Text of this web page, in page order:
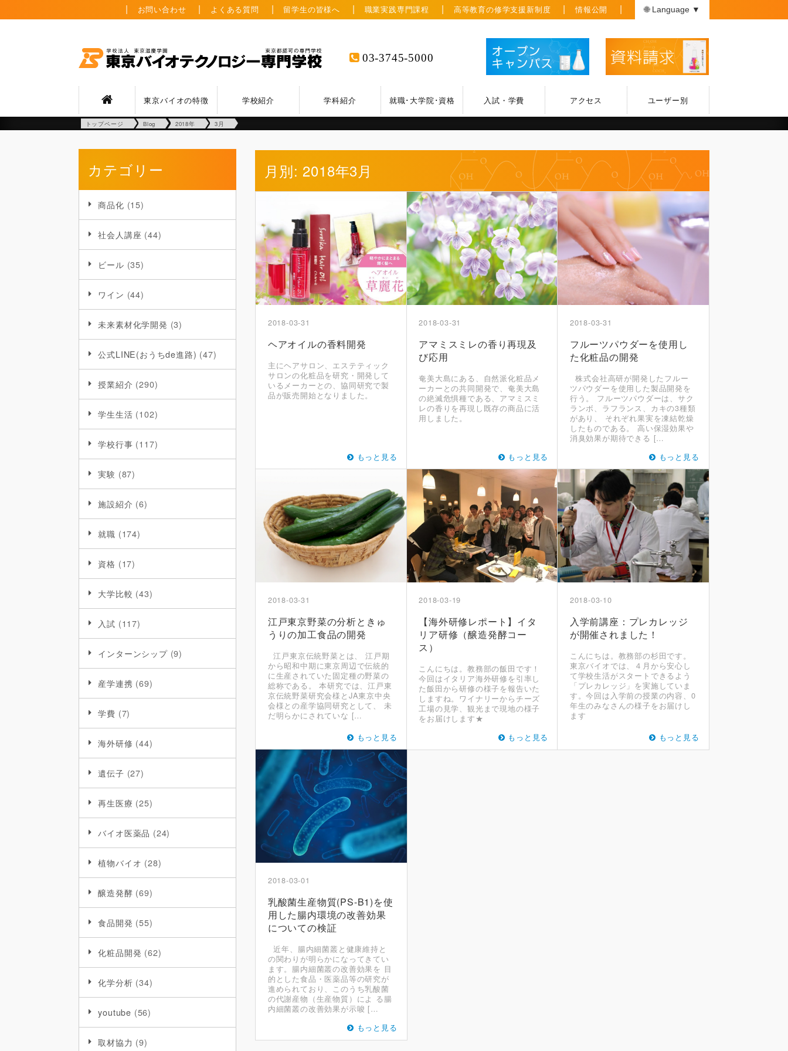
お問い合わせ よくある質問 留学生の皆様へ 職業実践専門課程 高等教育の修学支援新制度 情報公開 🌐 Language ▼
03-3745-5000
東京バイオの特徴 学校紹介 学科紹介 就職･大学院･資格 入試・学費 アクセス ユーザー別
トップページ Blog 2018年 3月
カテゴリー
商品化 (15)
社会人講座 (44)
ビール (35)
ワイン (44)
未来素材化学開発 (3)
公式LINE(おうちde進路) (47)
授業紹介 (290)
学生生活 (102)
学校行事 (117)
実験 (87)
施設紹介 (6)
就職 (174)
資格 (17)
大学比較 (43)
入試 (117)
インターンシップ(9)
産学連携 (69)
学費 (7)
海外研修 (44)
遺伝子 (27)
再生医療 (25)
バイオ医薬品 (24)
植物バイオ (28)
醸造発酵 (69)
食品開発 (55)
化粧品開発 (62)
化学分析 (34)
youtube (56)
取材協力 (9)
月別: 2018年3月
2018-03-31
ヘアオイルの香料開発
主にヘアサロン、エステティック
サロンの化粧品を研究・開発して
いるメーカーとの、協同研究で製
品が販売開始となりました。
もっと見る
2018-03-31
アマミスミレの香り再現及
び応用
奄美大島にある、自然派化粧品メ
ーカーとの共同開発で、奄美大島
の絶滅危惧種である、アマミスミ
レの香りを再現し既存の商品に活
用しました。
もっと見る
2018-03-31
フルーツパウダーを使用し
た化粧品の開発
株式会社高研が開発したフルー
ツパウダーを使用した製品開発を
行う。 フルーツパウダーは、サク
ランボ、ラフランス、カキの3種類
があり、 それぞれ果実を凍結乾燥
したものである。 高い保湿効果や
消臭効果が期待できる […
もっと見る
2018-03-31
江戸東京野菜の分析ときゅ
うりの加工食品の開発
江戸東京伝統野菜とは、 江戸期
から昭和中期に東京周辺で伝統的
に生産されていた固定種の野菜の
総称である。 本研究では、江戸東
京伝統野菜研究会様とJA東京中央
会様との産学協同研究として、 未
だ明らかにされていな […
もっと見る
2018-03-19
【海外研修レポート】イタ
リア研修（醸造発酵コー
ス）
こんにちは。教務部の飯田です！
今回はイタリア海外研修を引率し
た飯田から研修の様子を報告いた
しますね。ワイナリーからチーズ
工場の見学、観光まで現地の様子
をお届けします★
もっと見る
2018-03-10
入学前講座：プレカレッジ
が開催されました！
こんにちは。教務部の杉田です。
東京バイオでは、４月から安心し
て学校生活がスタートできるよう
「プレカレッジ」を実施していま
す。今回は入学前の授業の内容、0
年生のみなさんの様子をお届けし
ます
もっと見る
2018-03-01
乳酸菌生産物質(PS-B1)を使
用した腸内環境の改善効果
についての検証
近年、腸内細菌叢と健康維持と
の関わりが明らかになってきてい
ます。腸内細菌叢の改善効果を 目
的とした食品・医薬品等の研究が
進められており、このうち乳酸菌
の代謝産物（生産物質）によ る腸
内細菌叢の改善効果が示唆 […
もっと見る